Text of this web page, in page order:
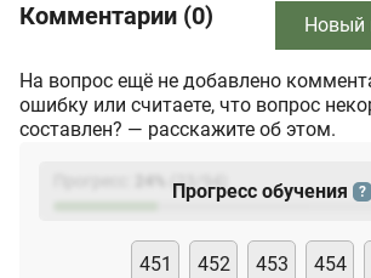
Комментарии (0) Новый
На вопрос ещё не добавлено
ошибку или считаете, что вопрос
составлен? — расскажите об этом.
(23
Прогресс обучения ?
451 452 453 454